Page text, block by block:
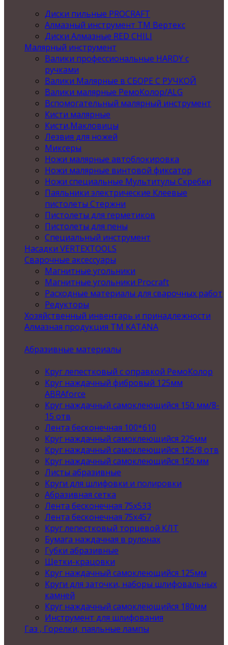
Диски пильные PROCRAFT
Алмазный инструмент ТМ Вертекс
Диски Алмазные RED CHILI
Малярный инструмент
Валики профессиональные HARDY с
ручками
Валики Малярные в СБОРЕ С РУЧКОЙ
Валики малярные РемоКолор/ALG
Вспомогательный малярный инструмент
Кисти малярные
Кисти,Макловицы
Лезвия для ножей
Миксеры
Ножи малярные автоблокировка
Ножи малярные винтовой фиксатор
Ножи специальные Мультитулы Скребки
Паяльники электрические Клеевые
пистолеты Стержни
Пистолеты для герметиков
Пистолеты для пены
Специальный инструмент
Насадки VERTEXTOOLS
Сварочные аксессуары
Магнитные угольники
Магнитные угольники Procraft
Расходные материалы для сварочных работ
Редукторы
Хозяйственный инвентарь и принадлежности
Алмазная продукция ТМ KATANA
Абразивные материалы
Круг лепестковый с оправкой РемоКолор
Круг наждачный фибровый 125мм
ABRAforce
Круг наждачный самоклеющийся 150 мм/8-
15 отв
Лента бесконечная 100*610
Круг наждачный самоклеющийся 225мм
Круг наждачный самоклеющийся 125/8 отв
Круг наждачный самоклеющийся 150 мм
Листы абразивные
Круги для шлифовки и полировки
Абразивная сетка
Лента бесконечная 75х533
Лента бесконечная 75х457
Круг лепестковый торцевой КЛТ
Бумага наждачная в рулонах
Губки абразивные
Щетки-крацовки
Круг наждачный самоклеющийся 125мм
Круги для заточки, наборы шлифовальных
камней
Круг наждачный самоклеющийся 180мм
Инструмент для шлифования
Газ , Горелки, паяльные лампы